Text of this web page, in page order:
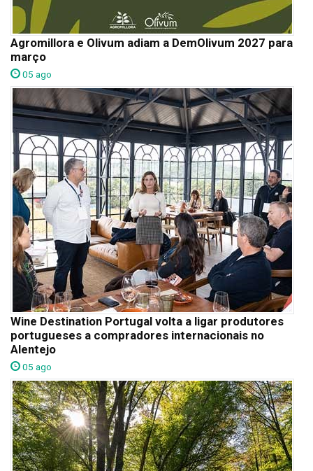
Agromillora e Olivum adiam a DemOlivum 2027 para
março
05 ago
Wine Destination Portugal volta a ligar produtores
portugueses a compradores internacionais no
Alentejo
05 ago